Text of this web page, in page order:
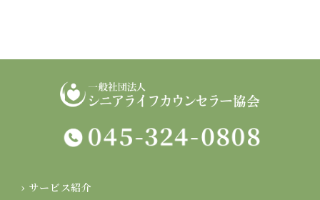
› サービス紹介